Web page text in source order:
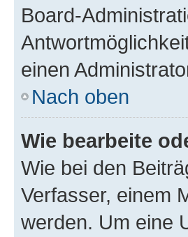
Board-
einen
Nach oben
Wie bearbeite
Wie bei den
Verfasser, einem
werden. Um eine